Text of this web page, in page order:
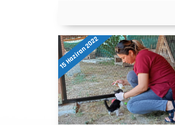
15 Haziran 2022